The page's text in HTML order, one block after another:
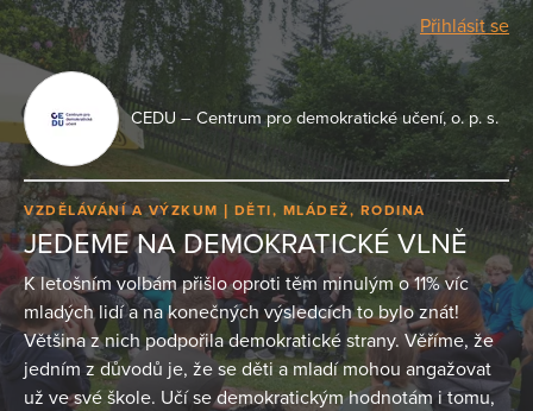
Přihlásit se
CEDU – Centrum pro demokratické učení, o. p. s.
VZDĚLÁVÁNÍ A VÝZKUM DĚTI, MLÁDEŽ, RODINA
JEDEME NA DEMOKRATICKÉ VLNĚ
K letošním volbám přišlo oproti těm minulým o 11% víc
mladých lidí a na konečných výsledcích to bylo znát!
Většina z nich podpořila demokratické strany. Věříme, že
jedním z důvodů je, že se děti a mladí mohou angažovat
už ve své škole. Učí se demokratickým hodnotám i tomu,